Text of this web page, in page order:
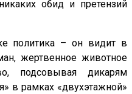
обид и претензий
политика – он видит в
жертвенное животное
подсовывая дикарям
в рамках «двухэтажной»